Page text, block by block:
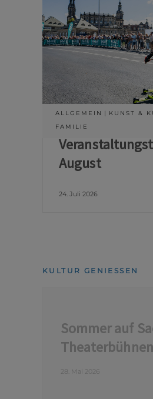
ALLGEMEIN KUNST &
FAMILIE
August
24. Juli 2026
KULTUR GENIESSEN
Sommer auf
Theaterbühnen
28. Mai 2026